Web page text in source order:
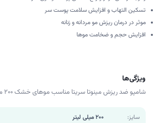
تسکین التهاب و افزایش سلامت پوست سر
موثر در درمان ریزش مو مردانه و زنانه
افزایش حجم و ضخامت موها
ویژگی‌ها
شامپو ضد ریزش مینوتا سریتا مناسب موهای خشک 200 میلی لیتر
سایز: 200 میلی لیتر